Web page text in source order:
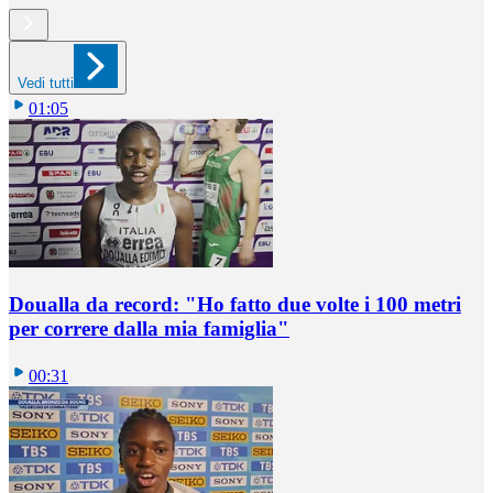
Vedi tutti
01:05
Doualla da record: "Ho fatto due volte i 100 metri
per correre dalla mia famiglia"
00:31